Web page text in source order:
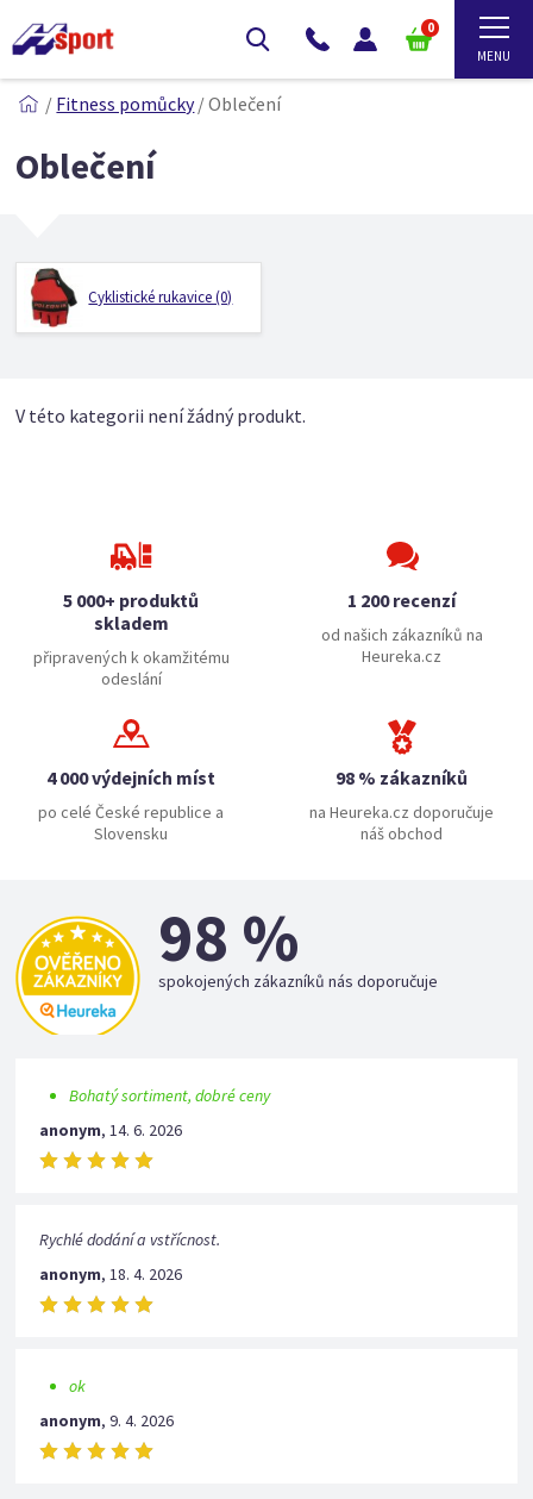
0
/ Fitness pomůcky/Oblečení
Oblečení
Cyklistické rukavice (0)
V této kategorii není žádný produkt.
5 000+ produktů
skladem
připravených k okamžitému
odeslání
1 200 recenzí
od našich zákazníků na
Heureka.cz
4 000 výdejních míst
po celé České republice a
Slovensku
98 % zákazníků
na Heureka.cz doporučuje
náš obchod
98 %
spokojených zákazníků nás doporučuje
Bohatý sortiment, dobré ceny
anonym,14. 6. 2026
Rychlé dodání a vstřícnost.
anonym,18. 4. 2026
ok
anonym,9. 4. 2026